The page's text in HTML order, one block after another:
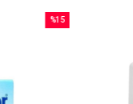
%15